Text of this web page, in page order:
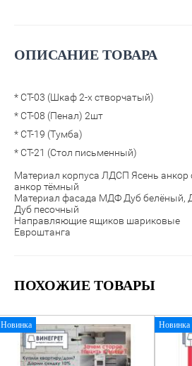
ОПИСАНИЕ ТОВАРА
* СТ-03 (Шкаф 2-х створчатый)
* СТ-08 (Пенал) 2шт
* СТ-19 (Тумба)
* СТ-21 (Стол письменный)
Материал корпуса ЛДСП Ясень анкор
анкор тёмный
Материал фасада МДФ Дуб белёный,
Дуб песочный
Направляющие ящиков шариковые
Евроштанга
ПОХОЖИЕ ТОВАРЫ
Новинка Новинка